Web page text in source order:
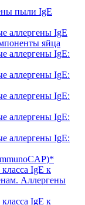
пыли IgE
аллергены IgE
яйца
аллергены IgE:
аллергены IgE:
аллергены IgE:
аллергены IgE:
аллергены IgE:
IgE к
Аллергены
IgE к